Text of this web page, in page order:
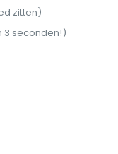
zitten)
3 seconden!)